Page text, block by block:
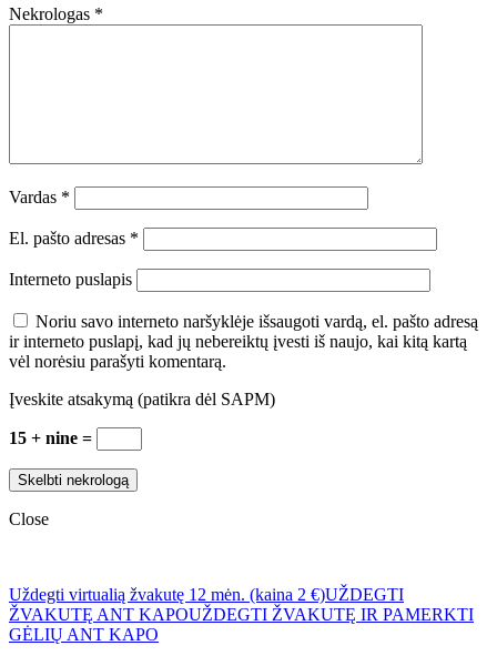
Nekrologas *
Vardas *
El. pašto adresas *
Interneto puslapis
Noriu savo interneto naršyklėje išsaugoti vardą, el. pašto adresą
ir interneto puslapį, kad jų nebereiktų įvesti iš naujo, kai kitą kartą
vėl norėsiu parašyti komentarą.
Įveskite atsakymą (patikra dėl SAPM)
15 + nine =
Close
Uždegti virtualią žvakutę 12 mėn. (kaina 2 €)UŽDEGTI
ŽVAKUTĘ ANT KAPOUŽDEGTI ŽVAKUTĘ IR PAMERKTI
GĖLIŲ ANT KAPO